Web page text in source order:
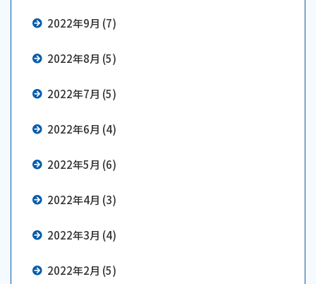
2022年9月 (7)
2022年8月 (5)
2022年7月 (5)
2022年6月 (4)
2022年5月 (6)
2022年4月 (3)
2022年3月 (4)
2022年2月 (5)